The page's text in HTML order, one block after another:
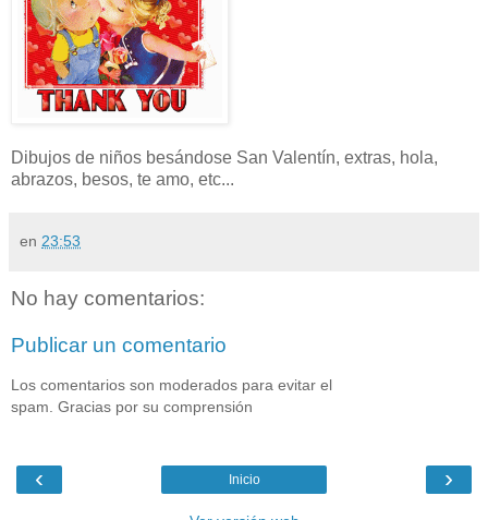
Dibujos de niños besándose San Valentín, extras, hola,
abrazos, besos, te amo, etc...
en 23:53
No hay comentarios:
Publicar un comentario
Los comentarios son moderados para evitar el
spam. Gracias por su comprensión
‹ ›
Inicio